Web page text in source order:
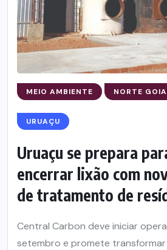
MEIO AMBIENTE NORTE
URUAÇU
Uruaçu se prepara
encerrar lixão com
de tratamento de
Central Carbon deve iniciar
setembro e promete